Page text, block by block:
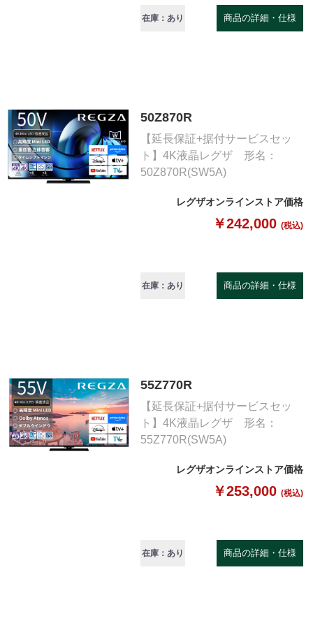
在庫：あり 商品の詳細・仕様
50Z870R
【延長保証+据付サービスセッ
ト】4K液晶レグザ 形名：
50Z870R(SW5A)
レグザオンラインストア価格
￥242,000 (税込)
在庫：あり 商品の詳細・仕様
55Z770R
【延長保証+据付サービスセッ
ト】4K液晶レグザ 形名：
55Z770R(SW5A)
レグザオンラインストア価格
￥253,000 (税込)
在庫：あり 商品の詳細・仕様